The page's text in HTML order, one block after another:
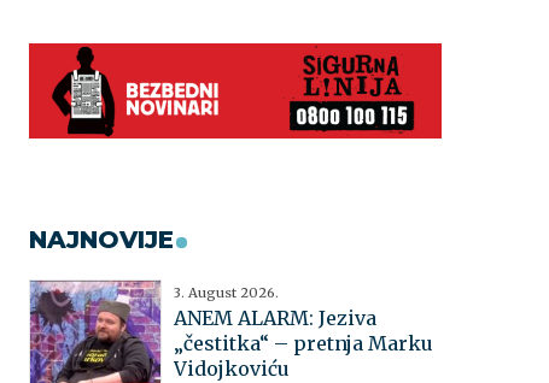
NAJNOVIJE
3. August 2026.
ANEM ALARM: Jeziva
„čestitka“ – pretnja Marku
Vidojkoviću